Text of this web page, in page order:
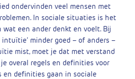
ondervinden veel mensen met
In sociale situaties is het
een ander denkt en voelt. Bij
intuïtie’ minder goed – of anders –
mist, moet je dat met verstand
overal regels en definities voor
en definities gaan in sociale